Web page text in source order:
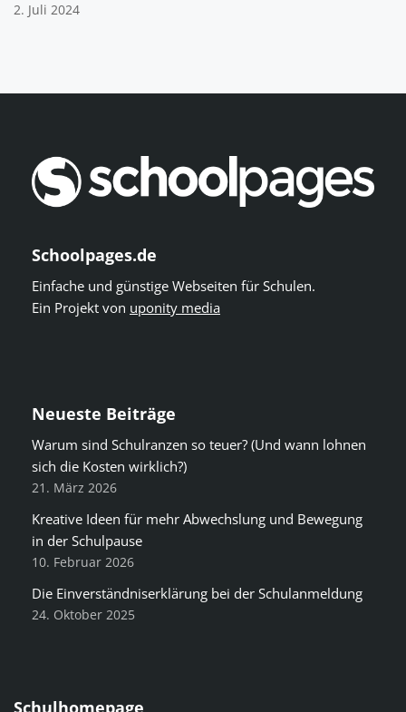
2. Juli 2024
Schoolpages.de
Einfache und günstige Webseiten für Schulen.
Ein Projekt von uponity media
Neueste Beiträge
Warum sind Schulranzen so teuer? (Und wann lohnen
sich die Kosten wirklich?)
21. März 2026
Kreative Ideen für mehr Abwechslung und Bewegung
in der Schulpause
10. Februar 2026
Die Einverständniserklärung bei der Schulanmeldung
24. Oktober 2025
Schulhomepage